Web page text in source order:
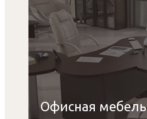
Офисная мебель